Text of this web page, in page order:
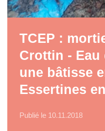
TCEP :
Crottin -
une bâtisse
Essertines
Publié le 10.11.2018